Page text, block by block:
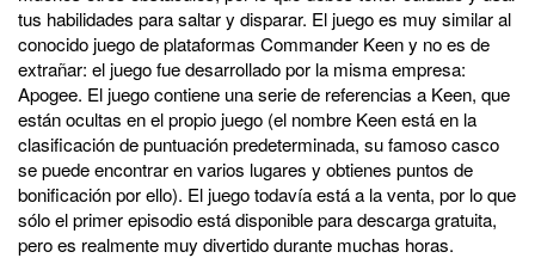
tus habilidades para saltar y disparar. El juego es muy similar al
conocido juego de plataformas Commander Keen y no es de
extrañar: el juego fue desarrollado por la misma empresa:
Apogee. El juego contiene una serie de referencias a Keen, que
están ocultas en el propio juego (el nombre Keen está en la
clasificación de puntuación predeterminada, su famoso casco
se puede encontrar en varios lugares y obtienes puntos de
bonificación por ello). El juego todavía está a la venta, por lo que
sólo el primer episodio está disponible para descarga gratuita,
pero es realmente muy divertido durante muchas horas.